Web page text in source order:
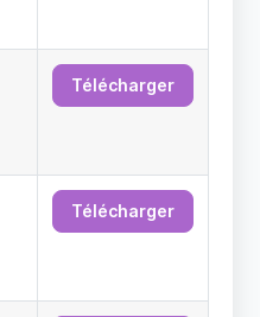
Télécharger
Télécharger